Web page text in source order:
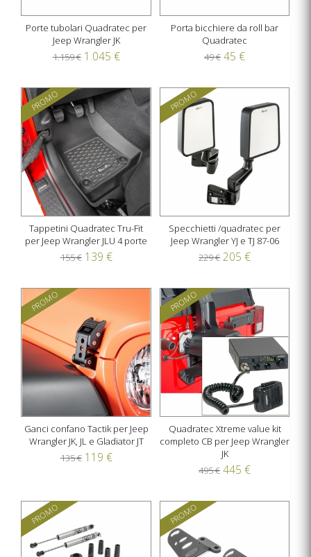
Porte tubolari Quadratec per
Jeep Wrangler JK
1.159 € 1.045 €
Porta bicchiere da roll bar
Quadratec
49 € 45 €
PROMO
Tappetini Quadratec Tru-Fit
per Jeep Wrangler JLU 4 porte
155 € 139 €
PROMO
Specchietti /quadratec per
Jeep Wrangler YJ e TJ 87-06
229 € 205 €
PROMO
Ganci confano Tactik per Jeep
Wrangler JK, JL e Gladiator JT
135 € 119 €
PROMO
Quadratec Xtreme value kit
completo CB per Jeep Wrangler
JK
495 € 445 €
PROMO PROMO